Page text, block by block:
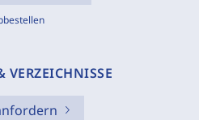
VERZEICHNISSE